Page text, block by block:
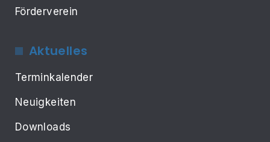
Förderverein
Aktuelles
Terminkalender
Neuigkeiten
Downloads